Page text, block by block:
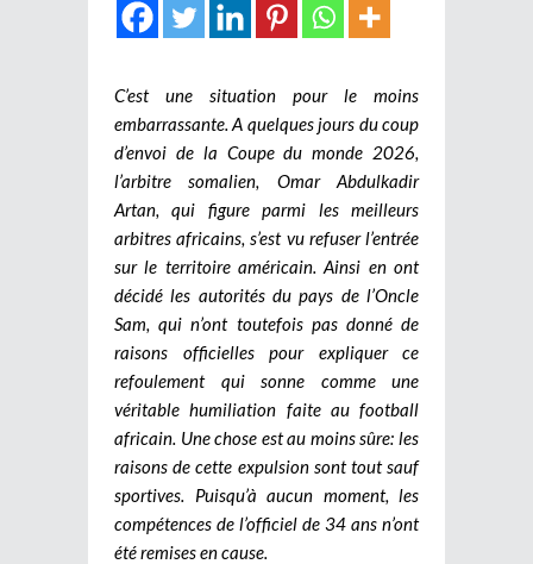
C’est une situation pour le moins
embarrassante. A quelques jours du coup
d’envoi de la Coupe du monde 2026,
l’arbitre somalien, Omar Abdulkadir
Artan, qui figure parmi les meilleurs
arbitres africains, s’est vu refuser l’entrée
sur le territoire américain. Ainsi en ont
décidé les autorités du pays de l’Oncle
Sam, qui n’ont toutefois pas donné de
raisons officielles pour expliquer ce
refoulement qui sonne comme une
véritable humiliation faite au football
africain. Une chose est au moins sûre: les
raisons de cette expulsion sont tout sauf
sportives. Puisqu’à aucun moment, les
compétences de l’officiel de 34 ans n’ont
été remises en cause.